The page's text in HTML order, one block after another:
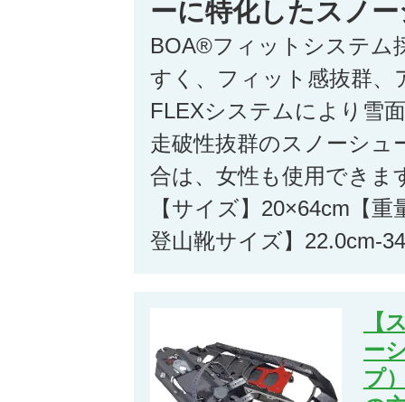
ーに特化したスノ
BOA®フィットシステム
すく、フィット感抜群
FLEXシステムにより雪
走破性抜群のスノーシュ
合は、女性も使用できま
【サイズ】20×64cm【
登山靴サイズ】22.0cm-
【
ー
プ